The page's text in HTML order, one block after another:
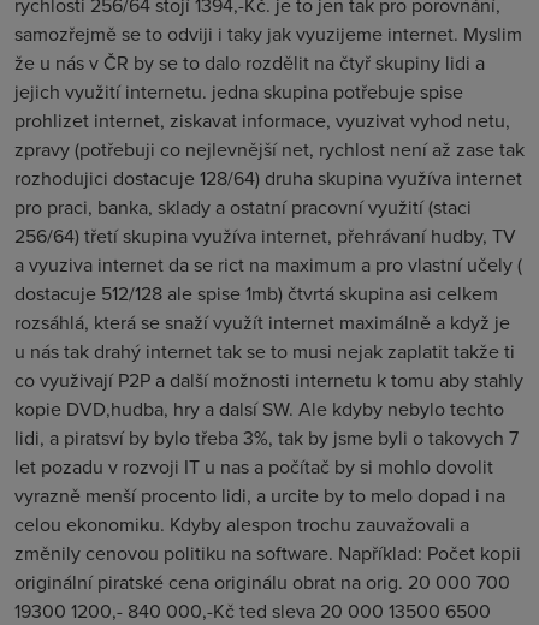
samozřejmě se to odviji i taky jak vyuzijeme internet. Myslim
že u nás v ČR by se to dalo rozdělit na čtyř skupiny lidi a
jejich využití internetu. jedna skupina potřebuje spise
prohlizet internet, ziskavat informace, vyuzivat vyhod netu,
zpravy (potřebuji co nejlevnější net, rychlost není až zase tak
rozhodujici dostacuje 128/64) druha skupina využíva internet
pro praci, banka, sklady a ostatní pracovní využití (staci
256/64) třetí skupina využíva internet, přehrávaní hudby, TV
a vyuziva internet da se rict na maximum a pro vlastní učely (
dostacuje 512/128 ale spise 1mb) čtvrtá skupina asi celkem
rozsáhlá, která se snaží využít internet maximálně a když je
u nás tak drahý internet tak se to musi nejak zaplatit takže ti
co využivají P2P a další možnosti internetu k tomu aby stahly
kopie DVD,hudba, hry a dalsí SW. Ale kdyby nebylo techto
lidi, a piratsví by bylo třeba 3%, tak by jsme byli o takovych 7
let pozadu v rozvoji IT u nas a počítač by si mohlo dovolit
vyrazně menší procento lidi, a urcite by to melo dopad i na
celou ekonomiku. Kdyby alespon trochu zauvažovali a
změnily cenovou politiku na software. Například: Počet kopii
originální piratské cena originálu obrat na orig. 20 000 700
19300 1200,- 840 000,-Kč ted sleva 20 000 13500 6500